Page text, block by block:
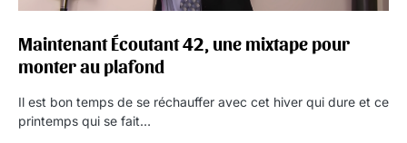
Maintenant Écoutant 42, une mixtape pour
monter au plafond
Il est bon temps de se réchauffer avec cet hiver qui dure et ce
printemps qui se fait…